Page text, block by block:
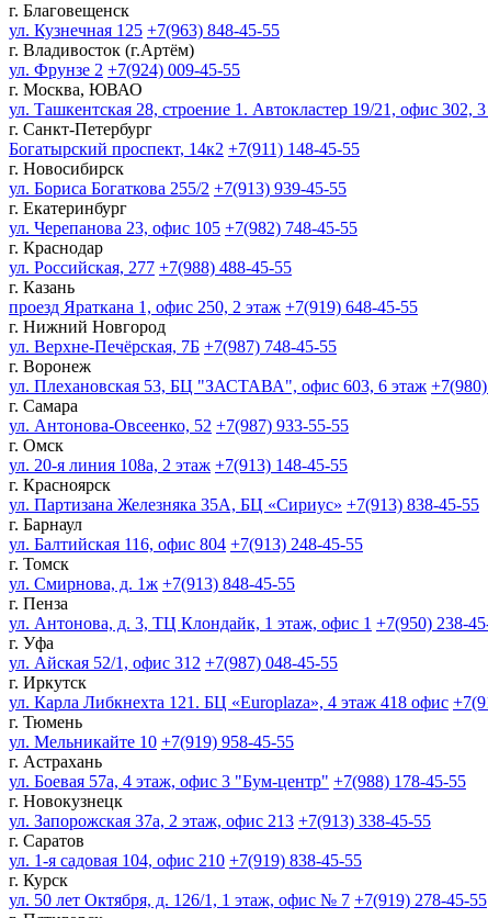
г. Благовещенск
ул. Кузнечная 125 +7(963) 848-45-55
г. Владивосток (г.Артём)
ул. Фрунзе 2 +7(924) 009-45-55
г. Москва, ЮВАО
ул. Ташкентская 28, строение 1. Автокластер 19/21, офис 302,
г. Санкт-Петербург
Богатырский проспект, 14к2 +7(911) 148-45-55
г. Новосибирск
ул. Бориса Богаткова 255/2 +7(913) 939-45-55
г. Екатеринбург
ул. Черепанова 23, офис 105 +7(982) 748-45-55
г. Краснодар
ул. Российская, 277 +7(988) 488-45-55
г. Казань
проезд Яраткана 1, офис 250, 2 этаж +7(919) 648-45-55
г. Нижний Новгород
ул. Верхне-Печёрская, 7Б +7(987) 748-45-55
г. Воронеж
ул. Плехановская 53, БЦ "ЗАСТАВА", офис 603, 6 этаж
г. Самара
ул. Антонова-Овсеенко, 52 +7(987) 933-55-55
г. Омск
ул. 20-я линия 108а, 2 этаж +7(913) 148-45-55
г. Красноярск
ул. Партизана Железняка 35А, БЦ «Сириус» +7(913) 838-45-55
г. Барнаул
ул. Балтийская 116, офис 804 +7(913) 248-45-55
г. Томск
ул. Смирнова, д. 1ж +7(913) 848-45-55
г. Пенза
ул. Антонова, д. 3, ТЦ Клондайк, 1 этаж, офис 1 +7(950) 238-
г. Уфа
ул. Айская 52/1, офис 312 +7(987) 048-45-55
г. Иркутск
ул. Карла Либкнехта 121. БЦ «Europlaza», 4 этаж 418 офис
г. Тюмень
ул. Мельникайте 10 +7(919) 958-45-55
г. Астрахань
ул. Боевая 57а, 4 этаж, офис 3 "Бум-центр" +7(988) 178-45-55
г. Новокузнецк
ул. Запорожская 37а, 2 этаж, офис 213 +7(913) 338-45-55
г. Саратов
ул. 1-я садовая 104, офис 210 +7(919) 838-45-55
г. Курск
ул. 50 лет Октября, д. 126/1, 1 этаж, офис № 7 +7(919) 278-45-55